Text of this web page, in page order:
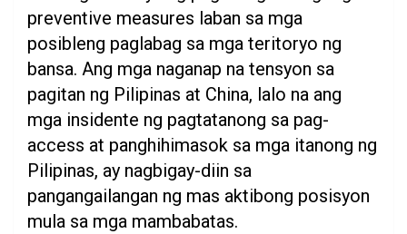
preventive measures laban sa mga
posibleng paglabag sa mga teritoryo ng
bansa. Ang mga naganap na tensyon sa
pagitan ng Pilipinas at China, lalo na ang
mga insidente ng pagtatanong sa pag-
access at panghihimasok sa mga itanong ng
Pilipinas, ay nagbigay-diin sa
pangangailangan ng mas aktibong posisyon
mula sa mga mambabatas.